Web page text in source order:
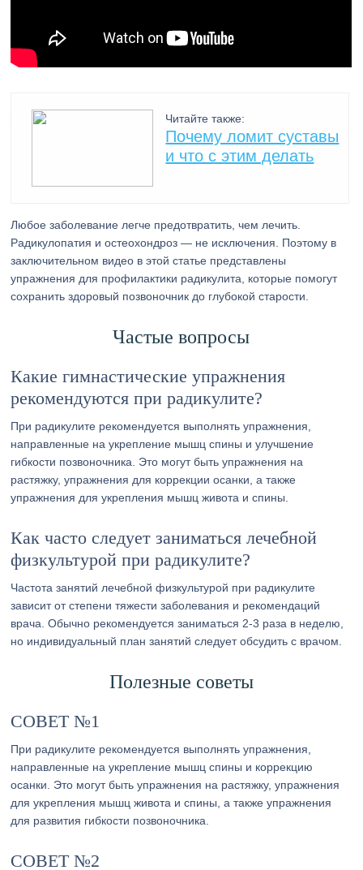
Читайте также:
Почему ломит суставы
и что с этим делать
Любое заболевание легче предотвратить, чем лечить.
Радикулопатия и остеохондроз — не исключения. Поэтому в
заключительном видео в этой статье представлены
упражнения для профилактики радикулита, которые помогут
сохранить здоровый позвоночник до глубокой старости.
Частые вопросы
Какие гимнастические упражнения
рекомендуются при радикулите?
При радикулите рекомендуется выполнять упражнения,
направленные на укрепление мышц спины и улучшение
гибкости позвоночника. Это могут быть упражнения на
растяжку, упражнения для коррекции осанки, а также
упражнения для укрепления мышц живота и спины.
Как часто следует заниматься лечебной
физкультурой при радикулите?
Частота занятий лечебной физкультурой при радикулите
зависит от степени тяжести заболевания и рекомендаций
врача. Обычно рекомендуется заниматься 2-3 раза в неделю,
но индивидуальный план занятий следует обсудить с врачом.
Полезные советы
СОВЕТ №1
При радикулите рекомендуется выполнять упражнения,
направленные на укрепление мышц спины и коррекцию
осанки. Это могут быть упражнения на растяжку, упражнения
для укрепления мышц живота и спины, а также упражнения
для развития гибкости позвоночника.
СОВЕТ №2